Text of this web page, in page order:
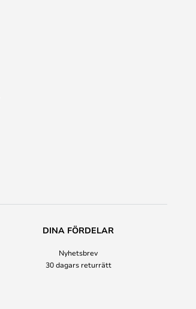
DINA FÖRDELAR
Nyhetsbrev
30 dagars returrätt